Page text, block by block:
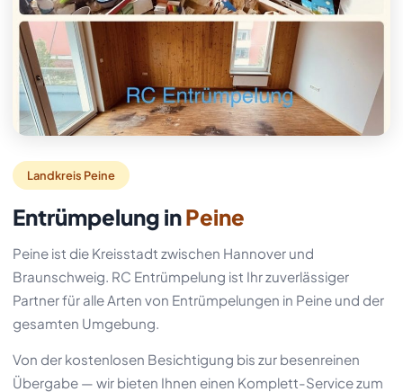
Landkreis Peine
Entrümpelung inPeine
Peine ist die Kreisstadt zwischen Hannover und
Braunschweig. RC Entrümpelung ist Ihr zuverlässiger
Partner für alle Arten von Entrümpelungen in Peine und der
gesamten Umgebung.
Von der kostenlosen Besichtigung bis zur besenreinen
Übergabe — wir bieten Ihnen einen Komplett-Service zum